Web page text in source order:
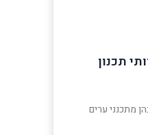
תכנון
מתכנני ערים